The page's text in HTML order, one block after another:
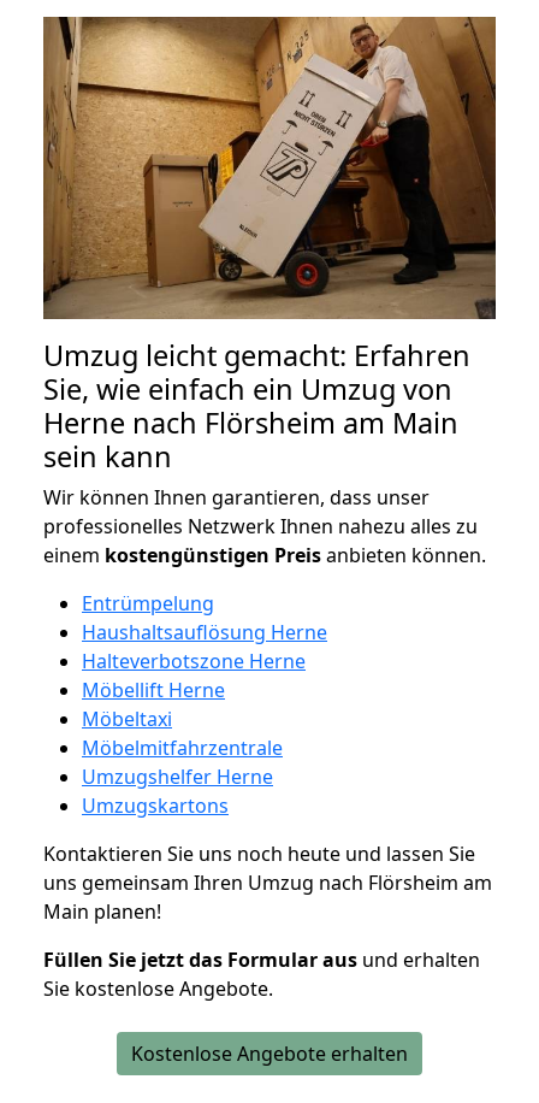
Umzug leicht gemacht: Erfahren
Sie, wie einfach ein Umzug von
Herne nach Flörsheim am Main
sein kann
Wir können Ihnen garantieren, dass unser
professionelles Netzwerk Ihnen nahezu alles zu
einem kostengünstigen Preisanbieten können.
Entrümpelung
Haushaltsauflösung Herne
Halteverbotszone Herne
Möbellift Herne
Möbeltaxi
Möbelmitfahrzentrale
Umzugshelfer Herne
Umzugskartons
Kontaktieren Sie uns noch heute und lassen Sie
uns gemeinsam Ihren Umzug nach Flörsheim am
Main planen!
Füllen Sie jetzt das Formular aus und erhalten
Sie kostenlose Angebote.
Kostenlose Angebote erhalten